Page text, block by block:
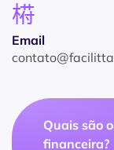
Email
Quais são
financeira?